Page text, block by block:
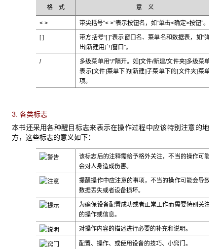
格 式 意 义
< > 带尖括号“< >”表示按钮名，如“单击<确定>按钮”。
[ ]
带方括号“[ ]”表示窗口名、菜单名和数据表，如“弹
出[新建用户]窗口”。
/
多级菜单用“/”隔开。如[文件/新建/文件夹]多级菜单
表示[文件]菜单下的[新建]子菜单下的[文件夹]菜单
项。
3. 各类标志
本书还采用各种醒目标志来表示在操作过程中应该特别注意的地
方，这些标志的意义如下：
该标志后的注释需给予格外关注，不当的操作可能
会对人身造成伤害。
提醒操作中应注意的事项，不当的操作可能会导致
数据丢失或者设备损坏。
为确保设备配置成功或者正常工作而需要特别关注
的操作或信息。
对操作内容的描述进行必要的补充和说明。
配置、操作、或使用设备的技巧、小窍门。